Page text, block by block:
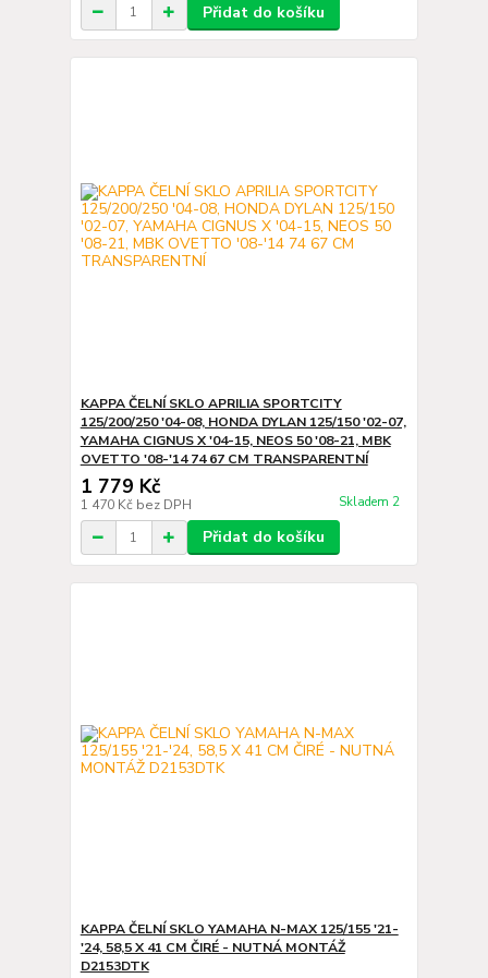
Přidat do košíku
KAPPA ČELNÍ SKLO APRILIA SPORTCITY
125/200/250 '04-08, HONDA DYLAN 125/150 '02-07,
YAMAHA CIGNUS X '04-15, NEOS 50 '08-21, MBK
OVETTO '08-'14 74 67 CM TRANSPARENTNÍ
1 779 Kč
1 470 Kč bez DPH Skladem 2
Přidat do košíku
KAPPA ČELNÍ SKLO YAMAHA N-MAX 125/155 '21-
'24, 58,5 X 41 CM ČIRÉ - NUTNÁ MONTÁŽ
D2153DTK